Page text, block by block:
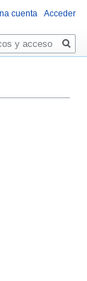
cuenta Acceder